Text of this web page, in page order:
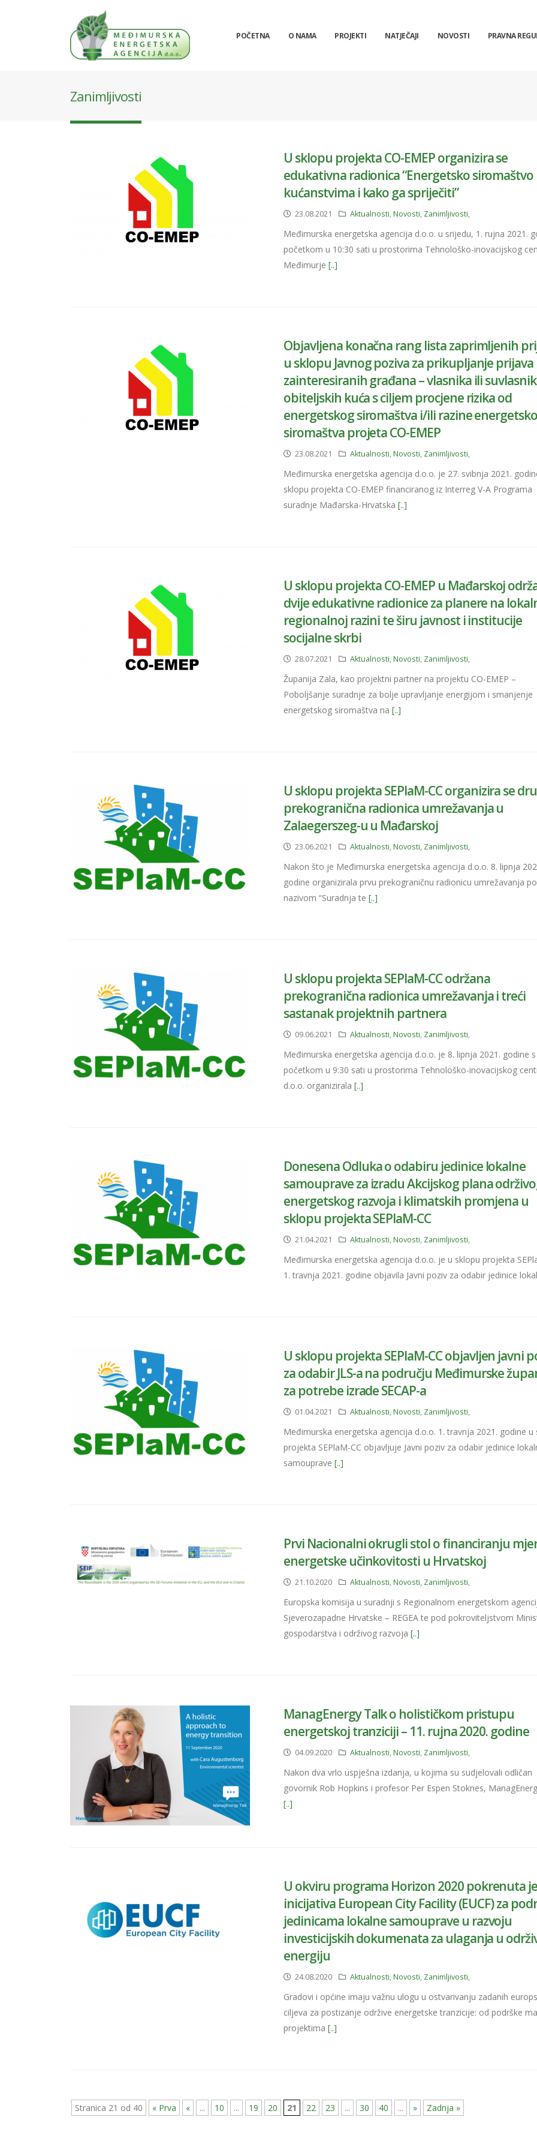
POČETNA O NAMA PROJEKTI NATJEČAJI NOVOSTI PRAVNA
Zanimljivosti
U sklopu projekta CO-EMEP organizira se
edukativna radionica “Energetsko siromaštvo
kućanstvima i kako ga spriječiti”
23.08.2021 Aktualnosti,Novosti, Zanimljivosti,
Međimurska energetska agencija d.o.o. u srijedu, 1. rujna 2021.
početkom u 10:30 sati u prostorima Tehnološko-inovacijskog
Međimurje[..]
Objavljena konačna rang lista zaprimljenih
u sklopu Javnog poziva za prikupljanje prijava
zainteresiranih građana – vlasnika ili
obiteljskih kuća s ciljem procjene rizika od
energetskog siromaštva i/ili razine
siromaštva projeta CO-EMEP
23.08.2021 Aktualnosti,Novosti, Zanimljivosti,
Međimurska energetska agencija d.o.o. je 27. svibnja 2021.
sklopu projekta CO-EMEP financiranog iz Interreg V-A Programa
suradnje Mađarska-Hrvatska[..]
U sklopu projekta CO-EMEP u Mađarskoj
dvije edukativne radionice za planere na
regionalnoj razini te širu javnost i institucije
socijalne skrbi
28.07.2021 Aktualnosti,Novosti, Zanimljivosti,
Županija Zala, kao projektni partner na projektu CO-EMEP –
Poboljšanje suradnje za bolje upravljanje energijom i smanjenje
energetskog siromaštva na[..]
U sklopu projekta SEPlaM-CC organizira se
prekogranična radionica umrežavanja u
Zalaegerszeg-u u Mađarskoj
23.06.2021 Aktualnosti,Novosti, Zanimljivosti,
Nakon što je Međimurska energetska agencija d.o.o. 8. lipnja
godine organizirala prvu prekograničnu radionicu umrežavanja
nazivom “Suradnja te[..]
U sklopu projekta SEPlaM-CC održana
prekogranična radionica umrežavanja i treći
sastanak projektnih partnera
09.06.2021 Aktualnosti,Novosti, Zanimljivosti,
Međimurska energetska agencija d.o.o. je 8. lipnja 2021. godine s
početkom u 9:30 sati u prostorima Tehnološko-inovacijskog
d.o.o. organizirala[..]
Donesena Odluka o odabiru jedinice lokalne
samouprave za izradu Akcijskog plana
energetskog razvoja i klimatskih promjena u
sklopu projekta SEPlaM-CC
21.04.2021 Aktualnosti,Novosti, Zanimljivosti,
Međimurska energetska agencija d.o.o. je u sklopu projekta
1. travnja 2021. godine objavila Javni poziv za odabir jedinice
U sklopu projekta SEPlaM-CC objavljen javni
za odabir JLS-a na području Međimurske
za potrebe izrade SECAP-a
01.04.2021 Aktualnosti,Novosti, Zanimljivosti,
Međimurska energetska agencija d.o.o. 1. travnja 2021. godine u
projekta SEPlaM-CC objavljuje Javni poziv za odabir jedinice
samouprave[..]
Prvi Nacionalni okrugli stol o financiranju
energetske učinkovitosti u Hrvatskoj
21.10.2020 Aktualnosti,Novosti, Zanimljivosti,
Europska komisija u suradnji s Regionalnom energetskom
Sjeverozapadne Hrvatske – REGEA te pod pokroviteljstvom
gospodarstva i održivog razvoja[..]
ManagEnergy Talk o holističkom pristupu
energetskoj tranziciji – 11. rujna 2020. godine
04.09.2020 Aktualnosti,Novosti, Zanimljivosti,
Nakon dva vrlo uspješna izdanja, u kojima su sudjelovali odličan
govornik Rob Hopkins i profesor Per Espen Stoknes,
[..]
U okviru programa Horizon 2020 pokrenuta je
inicijativa European City Facility (EUCF) za
jedinicama lokalne samouprave u razvoju
investicijskih dokumenata za ulaganja u
energiju
24.08.2020 Aktualnosti,Novosti, Zanimljivosti,
Gradovi i općine imaju važnu ulogu u ostvarivanju zadanih
ciljeva za postizanje održive energetske tranzicije: od podrške
projektima[..]
Stranica 21 od 40 « Prva « ... 10 ... 19 20 21 22 23 ... 30 40 ... » Zadnja »